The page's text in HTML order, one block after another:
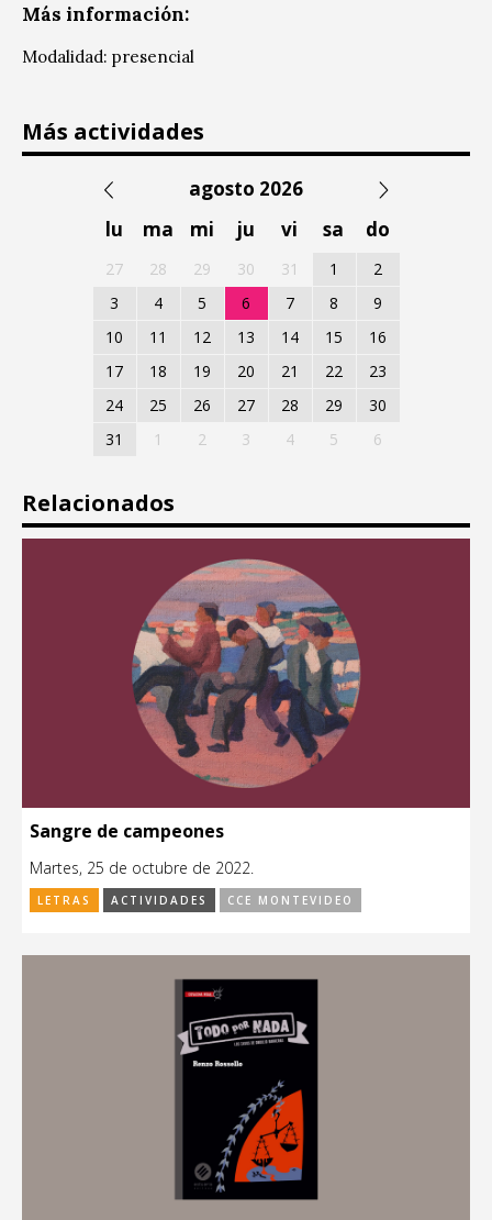
Más información:
Modalidad: presencial
Más actividades
agosto 2026
lu
ma mi ju vi sa do
27 28 29 30 31 1
2
3
4 5 6 7 8
9
10
11 12 13 14 15
16
17
18 19 20 21 22
23
24
25 26 27 28 29
30
31
1 2 3 4 5 6
Relacionados
Sangre de campeones
Martes, 25 de octubre de 2022.
LETRAS ACTIVIDADES CCE MONTEVIDEO